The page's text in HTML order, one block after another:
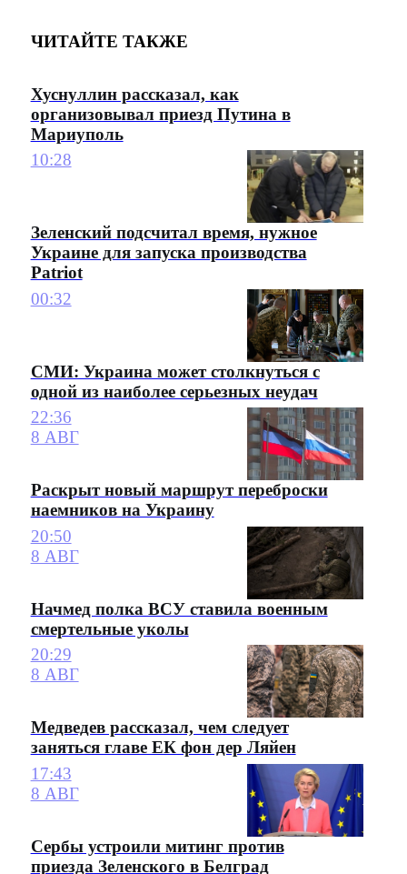
ЧИТАЙТЕ ТАКЖЕ
Хуснуллин рассказал, как
организовывал приезд Путина в
Мариуполь
10:28
Зеленский подсчитал время, нужное
Украине для запуска производства
Patriot
00:32
СМИ: Украина может столкнуться с
одной из наиболее серьезных неудач
22:36
8 АВГ
Раскрыт новый маршрут переброски
наемников на Украину
20:50
8 АВГ
Начмед полка ВСУ ставила военным
смертельные уколы
20:29
8 АВГ
Медведев рассказал, чем следует
заняться главе ЕК фон дер Ляйен
17:43
8 АВГ
Сербы устроили митинг против
приезда Зеленского в Белград